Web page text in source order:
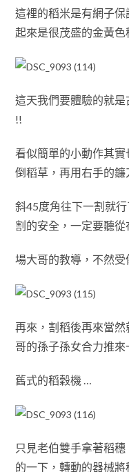
這裡的稻米是有網子保
起來是很茂盛的金黃色
這天我們要體驗的就
!!
看似簡單的小動作其
倒稻草，再用右手的鐮
斜45度角往下一割 就行
割的安全 ， 一定要聽從
場大哥的教導，不然受
再來，割稻後再來當
哥的孫子孫女合力推來
舊式的稻穀機 …
只見老伯雙手拿著稻穗
的一下，轉動的器械將